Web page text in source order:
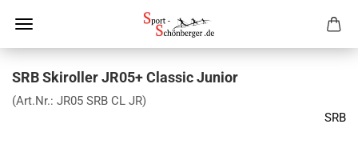
SRB Skiroller JR05+ Classic Junior
(Art.Nr.: JR05 SRB CL JR)
SRB